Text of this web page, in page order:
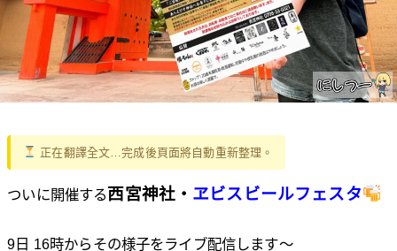
正在翻譯全文…完成後頁面將自動重新整理。
ついに開催する西宮神社・ ヱビスビールフェスタ
9日 16時からその様子をライブ配信します〜